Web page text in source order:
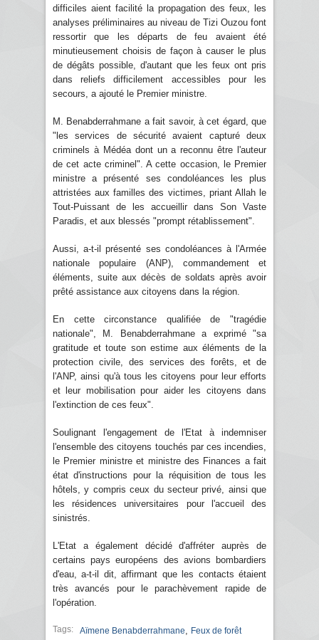
difficiles aient facilité la propagation des feux, les
analyses préliminaires au niveau de Tizi Ouzou font
ressortir que les départs de feu avaient été
minutieusement choisis de façon à causer le plus
de dégâts possible, d'autant que les feux ont pris
dans reliefs difficilement accessibles pour les
secours, a ajouté le Premier ministre.
M. Benabderrahmane a fait savoir, à cet égard, que
"les services de sécurité avaient capturé deux
criminels à Médéa dont un a reconnu être l'auteur
de cet acte criminel". A cette occasion, le Premier
ministre a présenté ses condoléances les plus
attristées aux familles des victimes, priant Allah le
Tout-Puissant de les accueillir dans Son Vaste
Paradis, et aux blessés "prompt rétablissement".
Aussi, a-t-il présenté ses condoléances à l'Armée
nationale populaire (ANP), commandement et
éléments, suite aux décès de soldats après avoir
prêté assistance aux citoyens dans la région.
En cette circonstance qualifiée de "tragédie
nationale", M. Benabderrahmane a exprimé "sa
gratitude et toute son estime aux éléments de la
protection civile, des services des forêts, et de
l'ANP, ainsi qu'à tous les citoyens pour leur efforts
et leur mobilisation pour aider les citoyens dans
l'extinction de ces feux".
Soulignant l'engagement de l'Etat à indemniser
l'ensemble des citoyens touchés par ces incendies,
le Premier ministre et ministre des Finances a fait
état d'instructions pour la réquisition de tous les
hôtels, y compris ceux du secteur privé, ainsi que
les résidences universitaires pour l'accueil des
sinistrés.
L'Etat a également décidé d'affréter auprès de
certains pays européens des avions bombardiers
d'eau, a-t-il dit, affirmant que les contacts étaient
très avancés pour le parachèvement rapide de
l'opération.
Tags: Aïmene Benabderrahmane Feux de forêt